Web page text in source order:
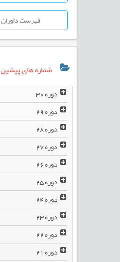
فهرست داوران
شماره های پیشین
دوره
دوره
دوره
دوره
دوره
دوره
دوره
دوره
دوره
دوره